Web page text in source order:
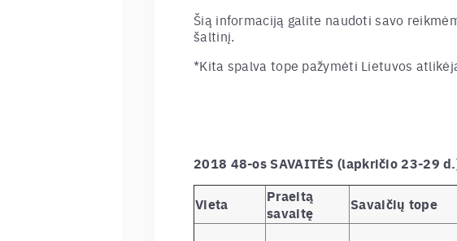
Šią informaciją galite naudoti savo
šaltinį.
*Kita spalva tope pažymėti Lietuvos
2018 48-os SAVAITĖS (lapkričio 23-29
Vieta
Praeitą
savaitę
Savaičių tope